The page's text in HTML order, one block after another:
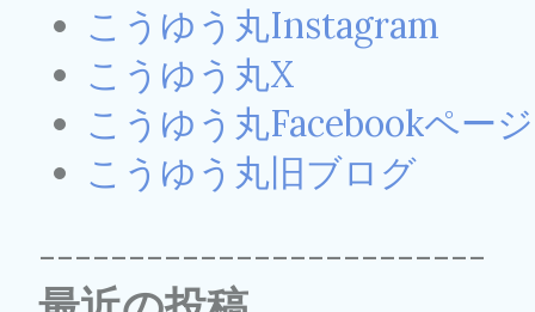
こうゆう丸Instagram
こうゆう丸X
こうゆう丸Facebookページ
こうゆう丸旧ブログ
-------------------------